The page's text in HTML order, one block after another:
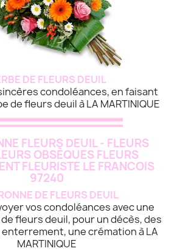
DE FLEURS DEUIL
condoléances, en faisant
de fleurs deuil à LA MARTINIQUE
DE FLEURS DEUIL
vos condoléances avec une
fleurs deuil, pour un décès, des
une crémation à LA
MARTINIQUE